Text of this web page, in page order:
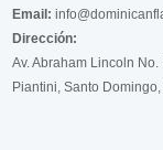
Email:
Dirección:
Av. Abraham Lincoln
Piantini, Santo